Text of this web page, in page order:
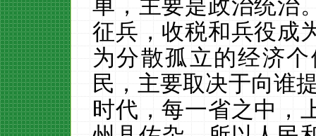
单，主要是政治统治
征兵，收税和兵役成
为分散孤立的经济
民，主要取决于向谁
时代，每一省之中，